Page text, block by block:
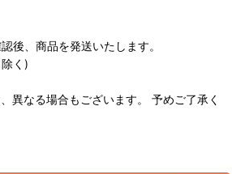
後、商品を発送いたします。
く)
異なる場合もございます。 予めご了承く